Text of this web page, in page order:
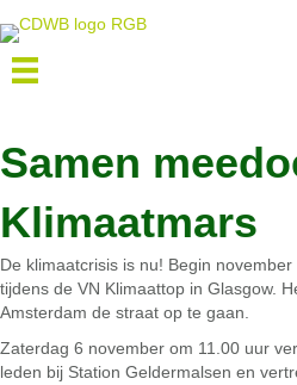
Samen
Klimaatmars
De klimaatcrisis is nu! Begin
tijdens de VN Klimaattop in Glasgow.
Amsterdam de straat op te gaan.
Zaterdag 6 november om 11.00 uur
leden bij Station Geldermalsen en